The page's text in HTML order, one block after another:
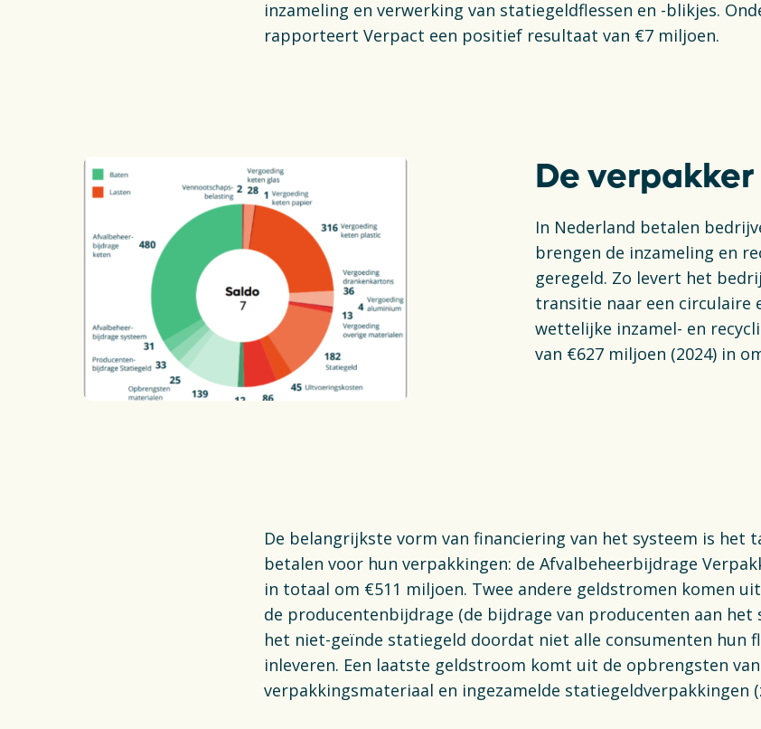
inzameling en verwerking van statiegeldflessen en -blikjes.
rapporteert Verpact een positief resultaat van €7 miljoen.
De
In Nederland betalen
brengen de inzameling en
geregeld. Zo levert het
transitie naar een circulaire
wettelijke inzamel- en
van €627 miljoen (2024) in
De belangrijkste vorm van financiering van het systeem is het
betalen voor hun verpakkingen: de Afvalbeheerbijdrage
in totaal om €511 miljoen. Twee andere geldstromen komen
de producentenbijdrage (de bijdrage van producenten aan het
het niet-geïnde statiegeld doordat niet alle consumenten hun
inleveren. Een laatste geldstroom komt uit de opbrengsten
verpakkingsmateriaal en ingezamelde statiegeldverpakkingen